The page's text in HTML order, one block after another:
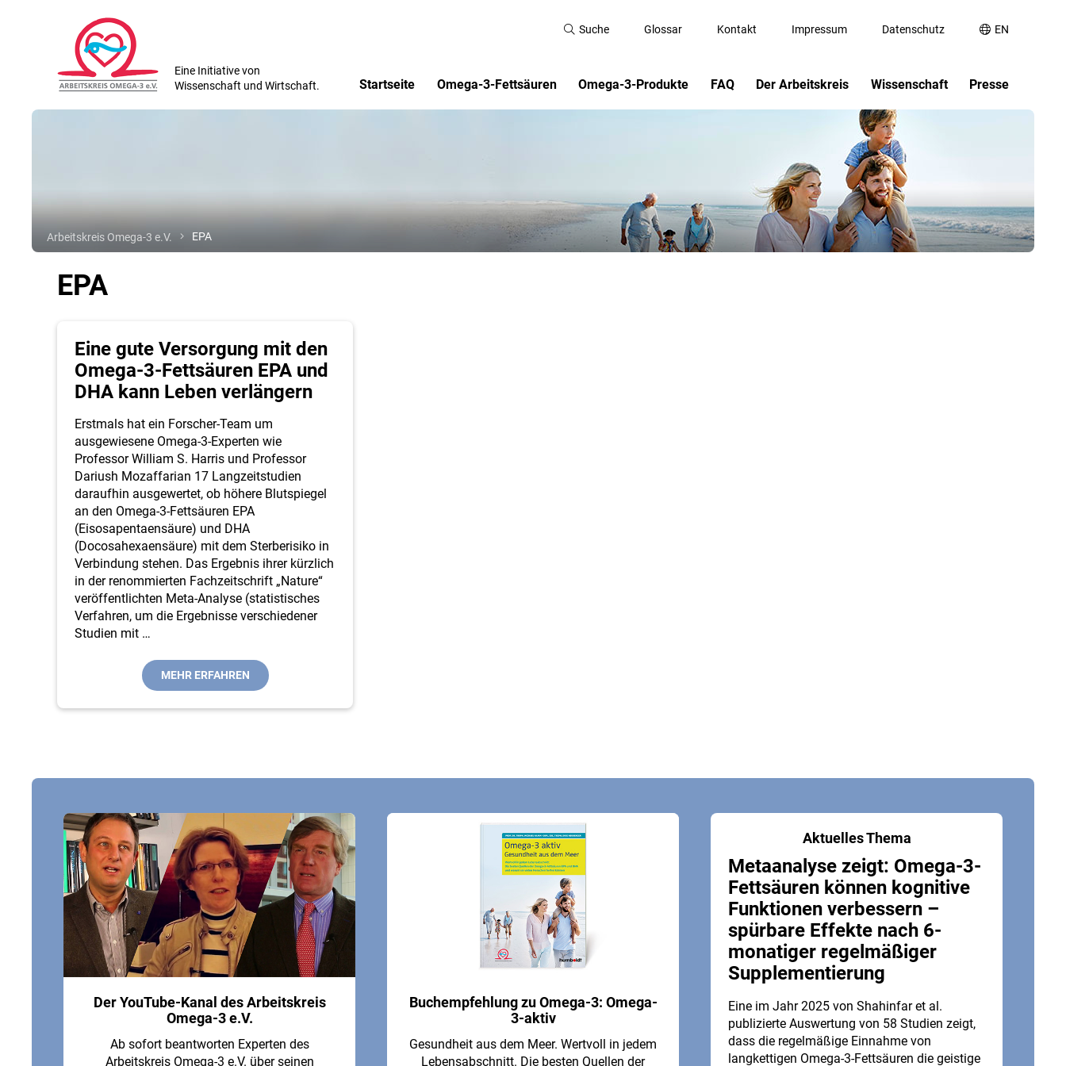
Eine Initiative von
Wissenschaft und Wirtschaft.
Suche Glossar Kontakt Impressum Datenschutz EN
Startseite Omega-3-Fettsäuren
Wo sind Omega-3-Fettsäuren
enthalten?
Wieviel Omega-3-Fettsäuren braucht
Omega-3-Produkte
Doppelherz Seefischöl Omega-3
FAQ Der Arbeitskreis
Wissenschaftlicher Beirat
Mitglied werden
Prüfkriterien
Wissenschaft
Links
Literatur-Liste
Presse
Fachmedien
Publikumsmedien
Bildmaterial
Arbeitskreis Omega-3 e.V. EPA
EPA
Eine gute Versorgung mit den
Omega-3-Fettsäuren EPA und
DHA kann Leben verlängern
Erstmals hat ein Forscher-Team um
ausgewiesene Omega-3-Experten wie
Professor William S. Harris und Professor
Dariush Mozaffarian 17 Langzeitstudien
daraufhin ausgewertet, ob höhere Blutspiegel
an den Omega-3-Fettsäuren EPA
(Eisosapentaensäure) und DHA
(Docosahexaensäure) mit dem Sterberisiko in
Verbindung stehen. Das Ergebnis ihrer kürzlich
in der renommierten Fachzeitschrift „Nature“
veröffentlichten Meta-Analyse (statistisches
Verfahren, um die Ergebnisse verschiedener
Studien mit …
MEHR ERFAHREN
Der YouTube-Kanal des Arbeitskreis
Omega-3 e.V.
Ab sofort beantworten Experten des
Arbeitskreis Omega-3 e.V. über seinen
Buchempfehlung zu Omega-3: Omega-
3-aktiv
Gesundheit aus dem Meer. Wertvoll in jedem
Lebensabschnitt. Die besten Quellen der
Aktuelles Thema
Metaanalyse zeigt: Omega-3-
Fettsäuren können kognitive
Funktionen verbessern –
spürbare Effekte nach 6-
monatiger regelmäßiger
Supplementierung
Eine im Jahr 2025 von Shahinfar et al.
publizierte Auswertung von 58 Studien zeigt,
dass die regelmäßige Einnahme von
langkettigen Omega-3-Fettsäuren die geistige